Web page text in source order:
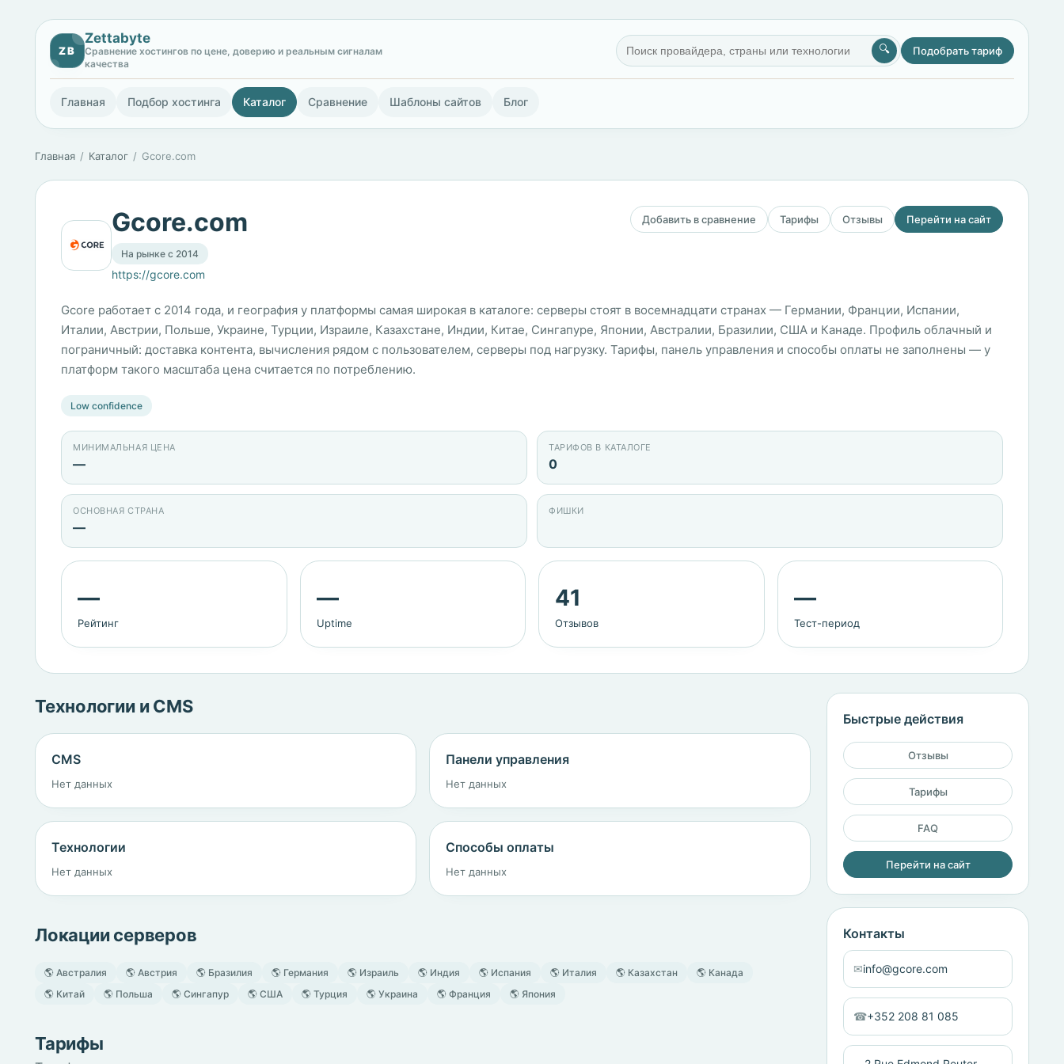
ZB
Zettabyte
Сравнение хостингов по цене, доверию и реальным сигналам
качества
🔍 Подобрать тариф
Главная Подбор хостинга Каталог Сравнение Шаблоны сайтов Блог
Главная Каталог Gcore.com
Gcore.com
На рынке с 2014
https://gcore.com
Добавить в сравнение Тарифы Отзывы Перейти на сайт
Gcore работает с 2014 года, и география у платформы самая широкая в каталоге: серверы стоят в восемнадцати странах — Германии, Франции, Испании,
Италии, Австрии, Польше, Украине, Турции, Израиле, Казахстане, Индии, Китае, Сингапуре, Японии, Австралии, Бразилии, США и Канаде. Профиль облачный и
пограничный: доставка контента, вычисления рядом с пользователем, серверы под нагрузку. Тарифы, панель управления и способы оплаты не заполнены — у
платформ такого масштаба цена считается по потреблению.
Low confidence
МИНИМАЛЬНАЯ ЦЕНА
—
ТАРИФОВ В КАТАЛОГЕ
0
ОСНОВНАЯ СТРАНА
—
ФИШКИ
—
Рейтинг
—
Uptime
41
Отзывов
—
Тест-период
Технологии и CMS
CMS
Нет данных
Панели управления
Нет данных
Технологии
Нет данных
Способы оплаты
Нет данных
Локации серверов
🌎 Австралия 🌎 Австрия 🌎 Бразилия 🌎 Германия 🌎 Израиль 🌎 Индия 🌎 Испания 🌎 Италия 🌎 Казахстан
🌎 Канада
🌎 Китай
🌎 Польша 🌎 Сингапур 🌎 США 🌎 Турция 🌎 Украина 🌎 Франция 🌎 Япония
Тарифы
Быстрые действия
Отзывы
Тарифы
FAQ
Перейти на сайт
Контакты
✉info@gcore.com
☎+352 208 81 085